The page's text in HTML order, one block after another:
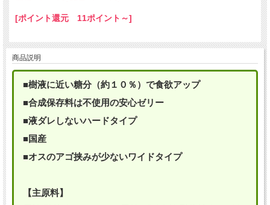
[ポイント還元 11ポイント～]
商品説明
■樹液に近い糖分（約１０％）で食欲アップ
■合成保存料は不使用の安心ゼリー
■液ダレしないハードタイプ
■国産
■オスのアゴ挟みが少ないワイドタイプ
【主原料】